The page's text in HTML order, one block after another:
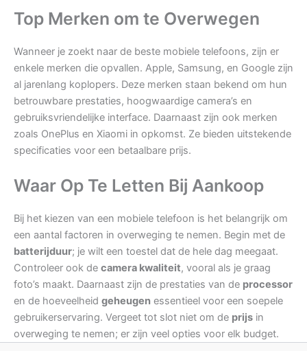
Top Merken om te Overwegen
Wanneer je zoekt naar de beste mobiele telefoons, zijn er
enkele merken die opvallen. Apple, Samsung, en Google zijn
al jarenlang koplopers. Deze merken staan bekend om hun
betrouwbare prestaties, hoogwaardige camera’s en
gebruiksvriendelijke interface. Daarnaast zijn ook merken
zoals OnePlus en Xiaomi in opkomst. Ze bieden uitstekende
specificaties voor een betaalbare prijs.
Waar Op Te Letten Bij Aankoop
Bij het kiezen van een mobiele telefoon is het belangrijk om
een aantal factoren in overweging te nemen. Begin met de
batterijduur; je wilt een toestel dat de hele dag meegaat.
Controleer ook de camera kwaliteit, vooral als je graag
foto’s maakt. Daarnaast zijn de prestaties van de processor
en de hoeveelheid geheugen essentieel voor een soepele
gebruikerservaring. Vergeet tot slot niet om de prijs in
overweging te nemen; er zijn veel opties voor elk budget.